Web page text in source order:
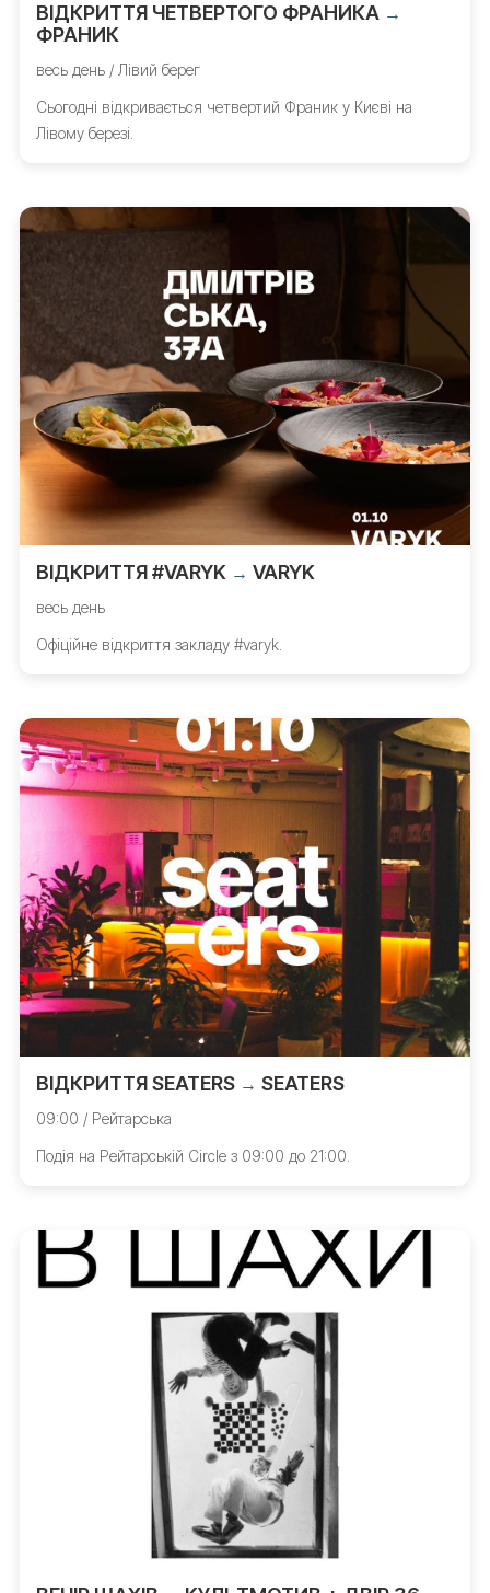
ВІДКРИТТЯ ЧЕТВЕРТОГО ФРАНИКА →
ФРАНИК
весь день / Лівий берег
Сьогодні відкривається четвертий Франик у Києві на
Лівому березі.
ВІДКРИТТЯ #VARYK → VARYK
весь день
Офіційне відкриття закладу #varyk.
ВІДКРИТТЯ SEATERS → SEATERS
09:00 / Рейтарська
Подія на Рейтарській Circle з 09:00 до 21:00.